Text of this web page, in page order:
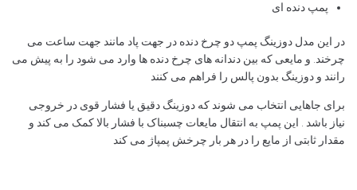
پمپ دنده ای
در این مدل دوزینگ پمپ دو چرخ دنده در جهت پاد مانند جهت ساعت می
چرخند. و مایعی که بین دندانه های چرخ دنده ها وارد می شود را به پیش می
رانند و دوزینگ بدون پالس را فراهم می کنند
برای جاهایی انتخاب می شوند که دوزینگ دقیق یا فشار قوی در خروجی
نیاز باشد . این پمپ به انتقال مایعات چسبناک با فشار بالا کمک می کند و
مقدار ثابتی از مایع را در هر بار چرخش پمپاژ می کند